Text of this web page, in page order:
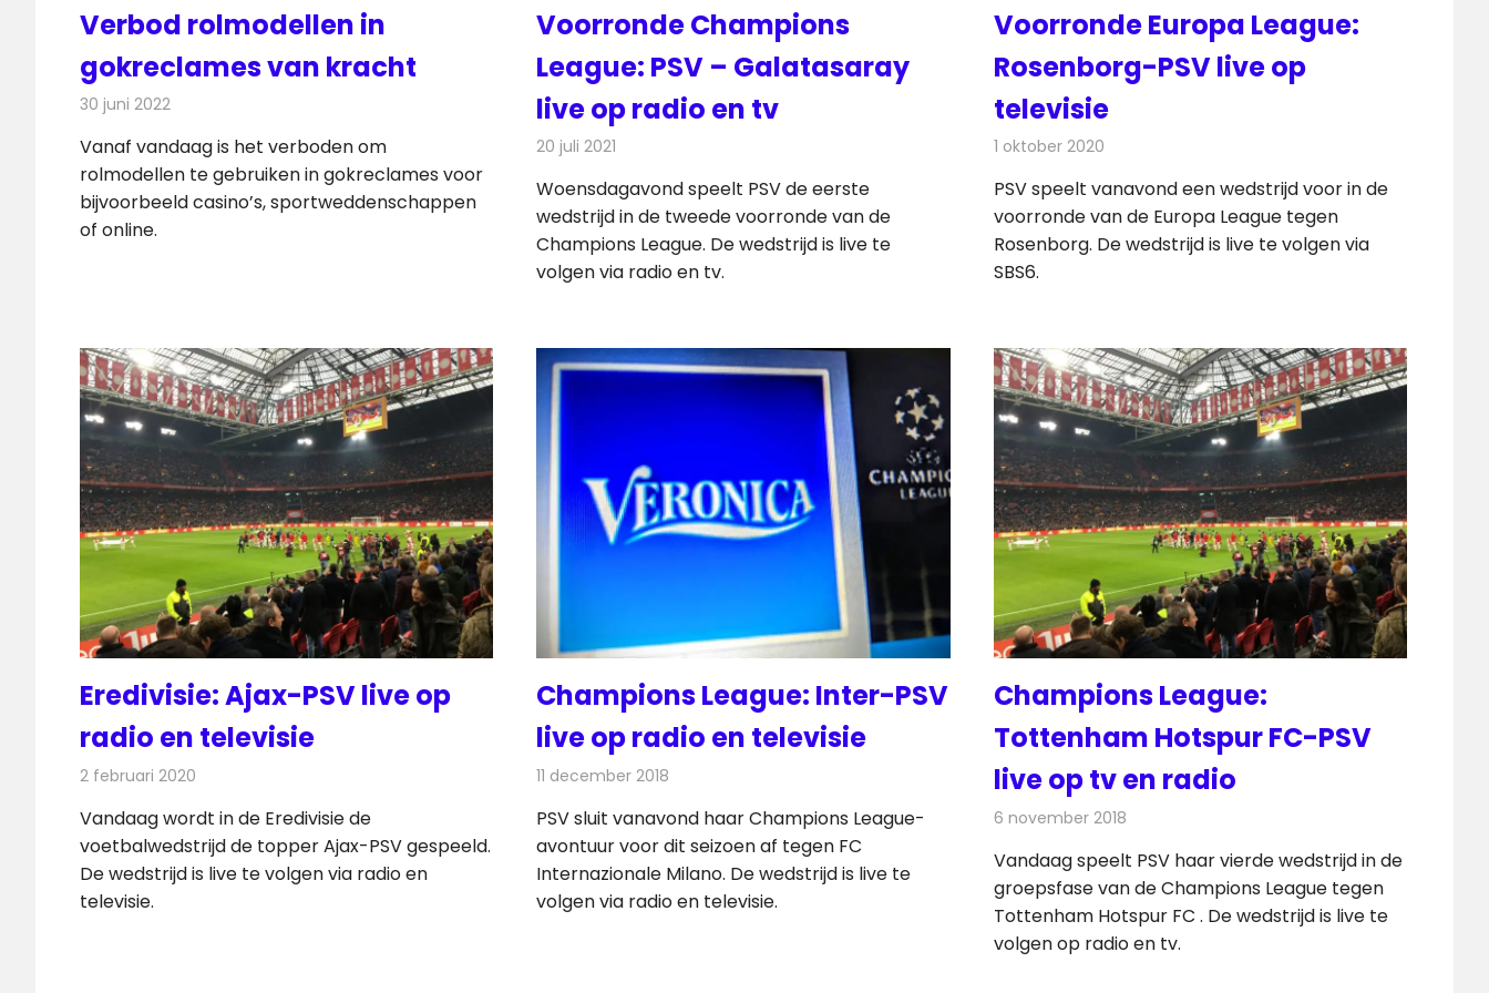
Verbod rolmodellen in
gokreclames van kracht
30 juni 2022
Vanaf vandaag is het verboden om
rolmodellen te gebruiken in gokreclames voor
bijvoorbeeld casino’s, sportweddenschappen
of online.
Voorronde Champions
League: PSV – Galatasaray
live op radio en tv
20 juli 2021
Woensdagavond speelt PSV de eerste
wedstrijd in de tweede voorronde van de
Champions League. De wedstrijd is live te
volgen via radio en tv.
Voorronde Europa League:
Rosenborg-PSV live op
televisie
1 oktober 2020
PSV speelt vanavond een wedstrijd voor in de
voorronde van de Europa League tegen
Rosenborg. De wedstrijd is live te volgen via
SBS6.
Eredivisie: Ajax-PSV live op
radio en televisie
2 februari 2020
Vandaag wordt in de Eredivisie de
voetbalwedstrijd de topper Ajax-PSV gespeeld.
De wedstrijd is live te volgen via radio en
televisie.
Champions League: Inter-PSV
live op radio en televisie
11 december 2018
PSV sluit vanavond haar Champions League-
avontuur voor dit seizoen af tegen FC
Internazionale Milano. De wedstrijd is live te
volgen via radio en televisie.
Champions League:
Tottenham Hotspur FC-PSV
live op tv en radio
6 november 2018
Vandaag speelt PSV haar vierde wedstrijd in de
groepsfase van de Champions League tegen
Tottenham Hotspur FC . De wedstrijd is live te
volgen op radio en tv.